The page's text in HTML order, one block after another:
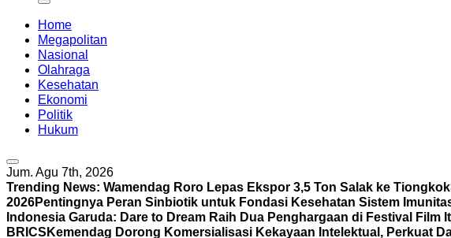
Home
Megapolitan
Nasional
Olahraga
Kesehatan
Ekonomi
Politik
Hukum
Jum. Agu 7th, 2026
Trending News: Wamendag Roro Lepas Ekspor 3,5 Ton Salak ke Tiongkok
2026Pentingnya Peran Sinbiotik untuk Fondasi Kesehatan Sistem
Indonesia Garuda: Dare to Dream Raih Dua Penghargaan di Festival Film
BRICS Kemendag Dorong Komersialisasi Kekayaan Intelektual, Perkuat